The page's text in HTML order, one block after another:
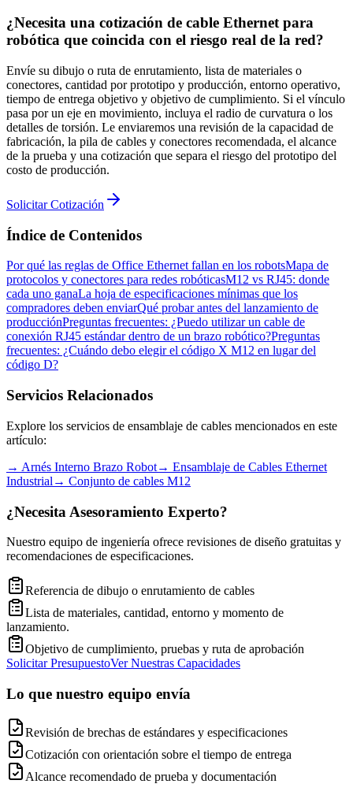
¿Necesita una cotización de cable Ethernet para
robótica que coincida con el riesgo real de la red?
Envíe su dibujo o ruta de enrutamiento, lista de materiales o
conectores, cantidad por prototipo y producción, entorno operativo,
tiempo de entrega objetivo y objetivo de cumplimiento. Si el vínculo
pasa por un eje en movimiento, incluya el radio de curvatura o los
detalles de torsión. Le enviaremos una revisión de la capacidad de
fabricación, la pila de cables y conectores recomendada, el alcance
de la prueba y una cotización que separa el riesgo del prototipo del
costo de producción.
Solicitar Cotización
Índice de Contenidos
Por qué las reglas de Office Ethernet fallan en los robotsMapa de
protocolos y conectores para redes robóticasM12 vs RJ45: donde
cada uno ganaLa hoja de especificaciones mínimas que los
compradores deben enviarQué probar antes del lanzamiento de
producciónPreguntas frecuentes: ¿Puedo utilizar un cable de
conexión RJ45 estándar dentro de un brazo robótico?Preguntas
frecuentes: ¿Cuándo debo elegir el código X M12 en lugar del
código D?
Servicios Relacionados
Explore los servicios de ensamblaje de cables mencionados en este
artículo:
→ Arnés Interno Brazo Robot→ Ensamblaje de Cables Ethernet
Industrial → Conjunto de cables M12
¿Necesita Asesoramiento Experto?
Nuestro equipo de ingeniería ofrece revisiones de diseño gratuitas y
recomendaciones de especificaciones.
Referencia de dibujo o enrutamiento de cables
Lista de materiales, cantidad, entorno y momento de
lanzamiento.
Objetivo de cumplimiento, pruebas y ruta de aprobación
Solicitar PresupuestoVer Nuestras Capacidades
Lo que nuestro equipo envía
Revisión de brechas de estándares y especificaciones
Cotización con orientación sobre el tiempo de entrega
Alcance recomendado de prueba y documentación